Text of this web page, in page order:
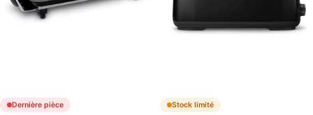
Dernière pièce Stock limité